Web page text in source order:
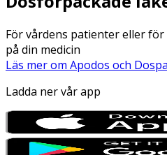
För vårdens patienter eller
på din medicin
Läs mer om Apodos och
Ladda ner vår app